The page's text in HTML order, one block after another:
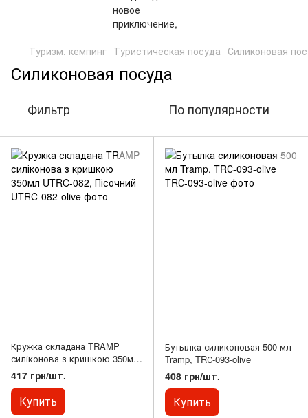
Туризм, кемпинг Туристическая посуда Силиконовая
Силиконовая посуда
Фильтр По популярности
Кружка складана TRAMP
силіконова з кришкою 350мл
UTRC-082, Пісочний
417 грн/шт.
Купить
Бутылка силиконовая 500 мл
Tramp, TRС-093-olive
408 грн/шт.
Купить